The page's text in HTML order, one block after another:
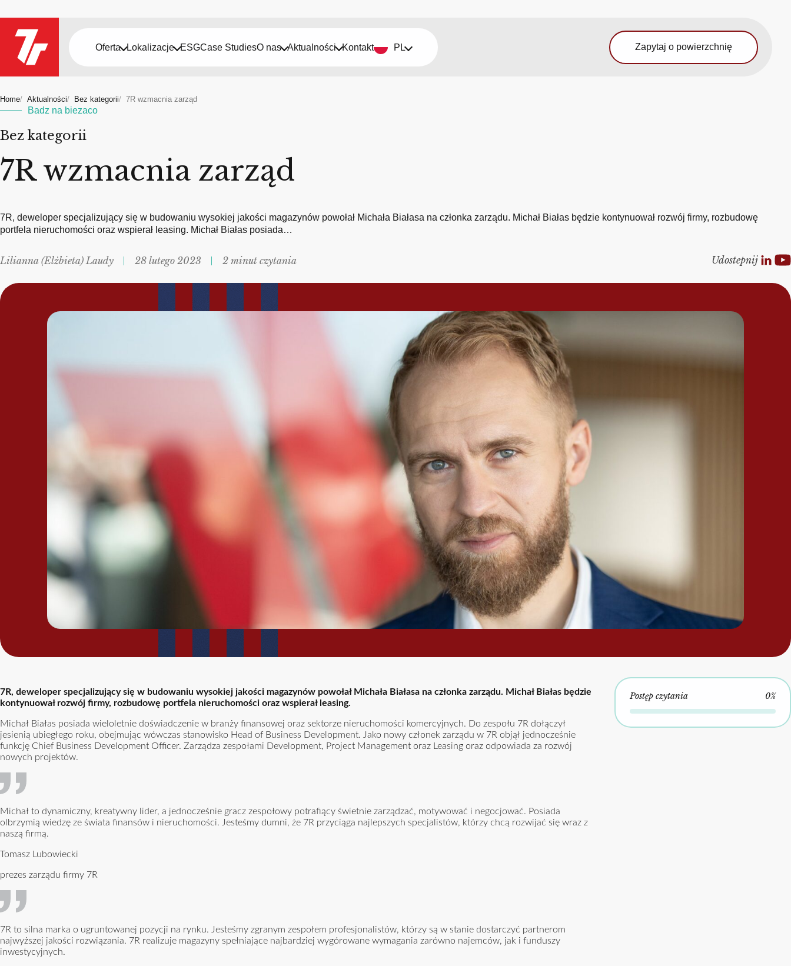
Oferta Lokalizacje ESGCase StudiesO nas Aktualności Kontakt PL Zapytaj o powierzchnię
Home Aktualności Bez kategorii 7R wzmacnia zarząd
Badz na biezaco
Bez kategorii
7R wzmacnia zarząd
7R, deweloper specjalizujący się w budowaniu wysokiej jakości magazynów powołał Michała Białasa na członka zarządu. Michał Białas będzie kontynuował rozwój firmy, rozbudowę
portfela nieruchomości oraz wspierał leasing. Michał Białas posiada…
Lilianna (Elżbieta) Laudy 28 lutego 2023 2 minut czytania Udostepnij
7R, deweloper specjalizujący się w budowaniu wysokiej jakości magazynów powołał Michała Białasa na członka zarządu. Michał Białas będzie
kontynuował rozwój firmy, rozbudowę portfela nieruchomości oraz wspierał leasing.
Michał Białas posiada wieloletnie doświadczenie w branży finansowej oraz sektorze nieruchomości komercyjnych. Do zespołu 7R dołączył
jesienią ubiegłego roku, obejmując wówczas stanowisko Head of Business Development. Jako nowy członek zarządu w 7R objął jednocześnie
funkcję Chief Business Development Officer. Zarządza zespołami Development, Project Management oraz Leasing oraz odpowiada za rozwój
nowych projektów.
Michał to dynamiczny, kreatywny lider, a jednocześnie gracz zespołowy potrafiący świetnie zarządzać, motywować i negocjować. Posiada
olbrzymią wiedzę ze świata finansów i nieruchomości. Jesteśmy dumni, że 7R przyciąga najlepszych specjalistów, którzy chcą rozwijać się wraz z
naszą firmą.
Tomasz Lubowiecki
prezes zarządu firmy 7R
7R to silna marka o ugruntowanej pozycji na rynku. Jesteśmy zgranym zespołem profesjonalistów, którzy są w stanie dostarczyć partnerom
najwyższej jakości rozwiązania. 7R realizuje magazyny spełniające najbardziej wygórowane wymagania zarówno najemców, jak i funduszy
inwestycyjnych.
Postęp czytania 0%